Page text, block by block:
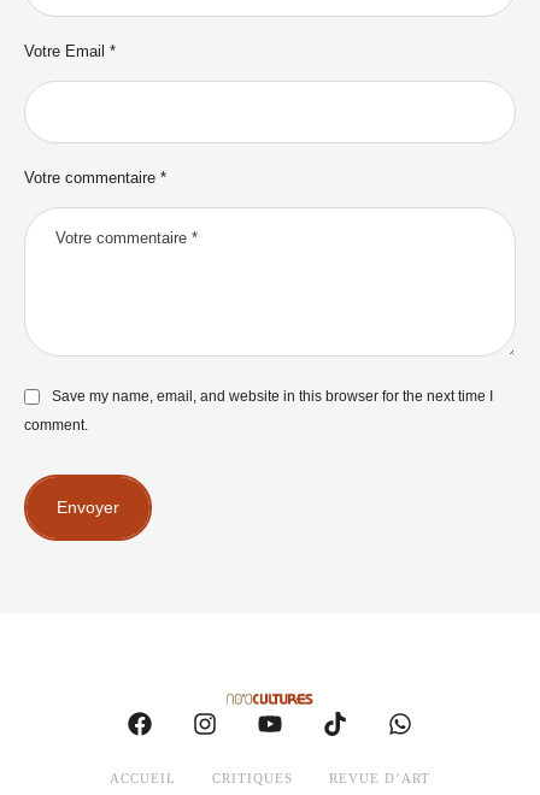
Votre commentaire *
Votre Email *
Save my name, email, and website in this browser for the next time I
comment.
Envoyer
ACCUEIL CRITIQUES REVUE D’ART